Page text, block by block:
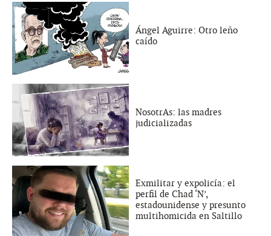
Ángel Aguirre: Otro leño
caído
NosotrAs: las madres
judicializadas
Exmilitar y expolicía: el
perfil de Chad ‘N’,
estadounidense y presunto
multihomicida en Saltillo